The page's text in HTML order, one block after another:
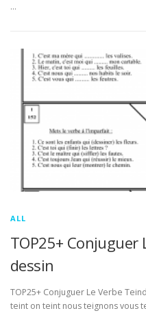
…
ALL
TOP25+ Conjuguer
dessin
TOP25+ Conjuguer Le Verbe
teint on teint nous teignons vous